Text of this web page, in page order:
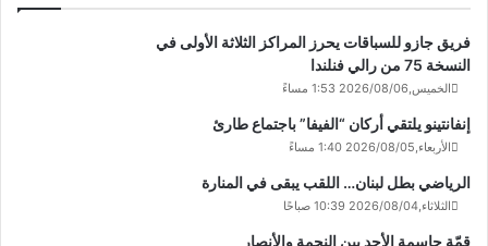
فريق جازو للسباقات يحرز المراكز الثلاثة الأولى في
النسخة 75 من رالي فنلندا
الخميس,2026/08/06 1:53 مساءً
إنفانتينو يلتقي أركان “الفيفا” باجتماع طارئ
الأربعاء,2026/08/05 1:40 مساءً
الرياضي بطل لبنان… اللقب يبقى في المنارة
الثلاثاء,2026/08/04 10:39 صباحًا
قمّة حاسمة الأحد بين النجمة والأنصار